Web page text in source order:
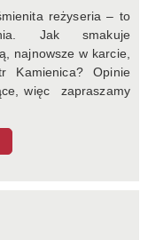
reżyseria – to
Jak smakuje
najnowsze w karcie,
Kamienica? Opinie
więc zapraszamy